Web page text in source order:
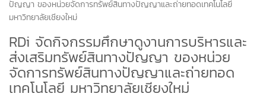
ปัญญา ของหน่วยจัดการทรัพย์สินทางปัญญาและถ่ายทอดเทคโนโลยี
มหาวิทยาลัยเชียงใหม่
RDi จัดกิจกรรมศึกษาดูงานการบริหารและ
ส่งเสริมทรัพย์สินทางปัญญา ของหน่วย
จัดการทรัพย์สินทางปัญญาและถ่ายทอด
เทคโนโลยี มหาวิทยาลัยเชียงใหม่